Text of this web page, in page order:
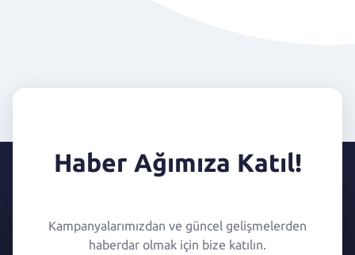
Haber Ağımıza Katıl!
Kampanyalarımızdan ve güncel gelişmelerden
haberdar olmak için bize katılın.